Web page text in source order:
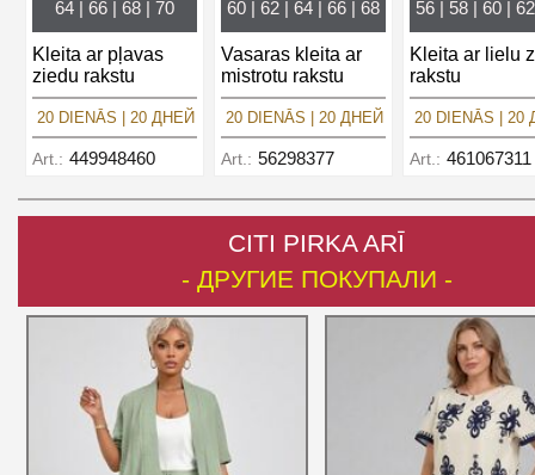
64 | 66 | 68 | 70
Kleita ar pļavas
ziedu rakstu
20 DIENĀS | 20 ДНЕЙ
Art.: 449948460
60 | 62 | 64 | 66 | 68
Vasaras kleita ar
mistrotu rakstu
20 DIENĀS | 20 ДНЕЙ
Art.: 56298377
56 | 58 | 60 |
Kleita ar lielu
rakstu
20 DIENĀS | 20
Art.: 461067311
CITI PIRKA ARĪ
- ДРУГИЕ ПОКУПАЛИ -